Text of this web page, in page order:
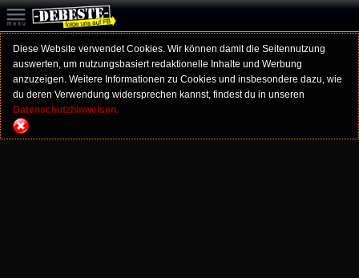
Diese Website verwendet Cookies. Wir können damit die Seitennutzung
auswerten, um nutzungsbasiert redaktionelle Inhalte und Werbung
anzuzeigen. Weitere Informationen zu Cookies und insbesondere dazu, wie
du deren Verwendung widersprechen kannst, findest du in unseren
Datenschutzhinweisen.